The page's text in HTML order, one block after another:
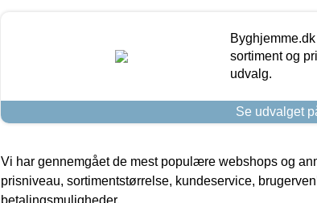
sortiment og
udvalg.
Se udvalget
Vi har gennemgået de mest populære webshops og
prisniveau, sortimentstørrelse, kundeservice,
betalingsmuligheder.